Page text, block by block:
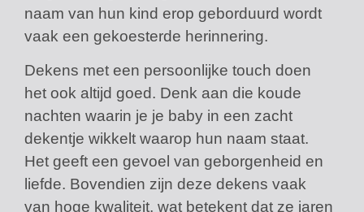
naam van hun kind erop geborduurd wordt
vaak een gekoesterde herinnering.
Dekens met een persoonlijke touch doen
het ook altijd goed. Denk aan die koude
nachten waarin je je baby in een zacht
dekentje wikkelt waarop hun naam staat.
Het geeft een gevoel van geborgenheid en
liefde. Bovendien zijn deze dekens vaak
van hoge kwaliteit, wat betekent dat ze jaren